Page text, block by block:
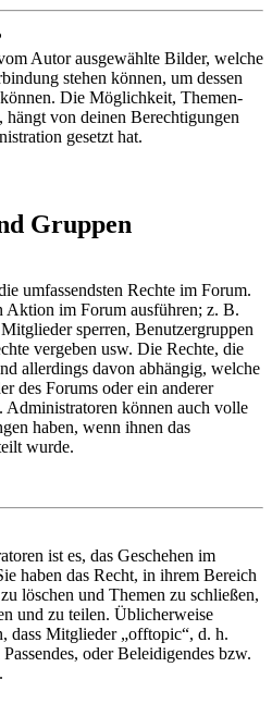
Autor ausgewählte Bilder, welche
stehen können, um dessen
Die Möglichkeit, Themen-
hängt von deinen Berechtigungen
gesetzt hat.
Gruppen
umfassendsten Rechte im Forum.
Aktion im Forum ausführen; z. B.
sperren, Benutzergruppen
vergeben usw. Die Rechte, die
allerdings davon abhängig, welche
des Forums oder ein anderer
Administratoren können auch volle
haben, wenn ihnen das
wurde.
ist es, das Geschehen im
haben das Recht, in ihrem Bereich
löschen und Themen zu schließen,
und zu teilen. Üblicherweise
dass Mitglieder „offtopic“, d. h.
oder Beleidigendes bzw.